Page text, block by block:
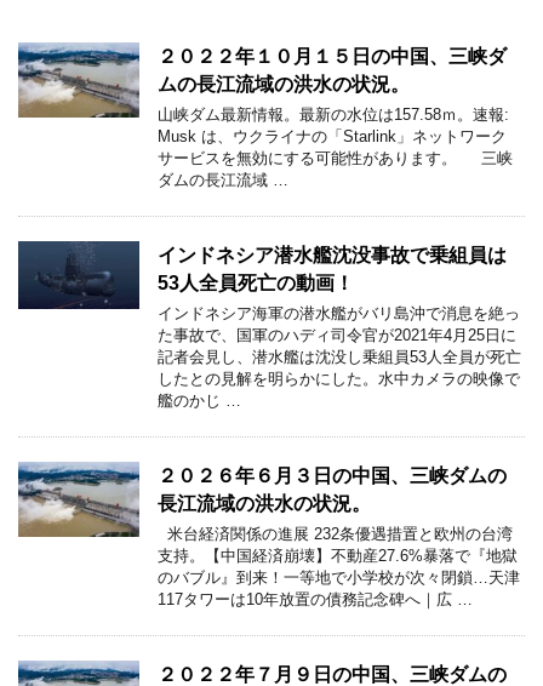
２０２２年１０月１５日の中国、三峡ダ
ムの長江流域の洪水の状況。
山峡ダム最新情報。最新の水位は157.58ｍ。速報:
Musk は、ウクライナの「Starlink」ネットワーク
サービスを無効にする可能性があります。 三峡
ダムの長江流域 …
インドネシア潜水艦沈没事故で乗組員は
53人全員死亡の動画！
インドネシア海軍の潜水艦がバリ島沖で消息を絶っ
た事故で、国軍のハディ司令官が2021年4月25日に
記者会見し、潜水艦は沈没し乗組員53人全員が死亡
したとの見解を明らかにした。水中カメラの映像で
艦のかじ …
２０２６年６月３日の中国、三峡ダムの
長江流域の洪水の状況。
米台経済関係の進展 232条優遇措置と欧州の台湾
支持。【中国経済崩壊】不動産27.6%暴落で『地獄
のバブル』到来！一等地で小学校が次々閉鎖…天津
117タワーは10年放置の債務記念碑へ｜広 …
２０２２年７月９日の中国、三峡ダムの